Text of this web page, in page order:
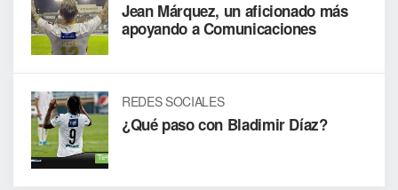
Jean Márquez, un aficionado más
apoyando a Comunicaciones
REDES SOCIALES
¿Qué paso con Bladimir Díaz?